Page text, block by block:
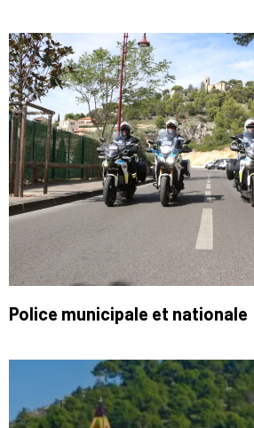
Police municipale et nationale